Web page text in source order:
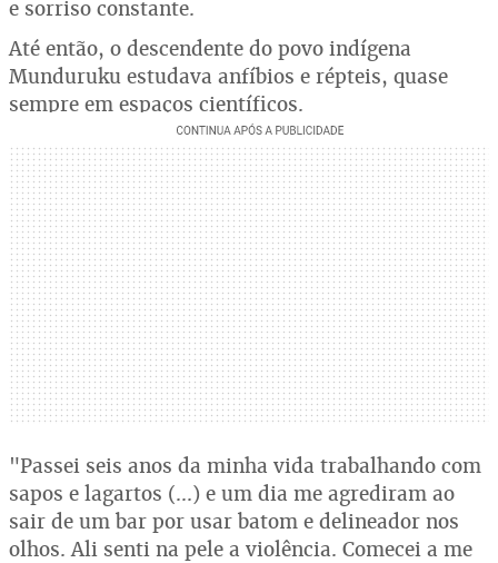
e sorriso constante.
Até então, o descendente do povo indígena
Munduruku estudava anfíbios e répteis, quase
sempre em espaços científicos.
"Passei seis anos da minha vida trabalhando com
sapos e lagartos (...) e um dia me agrediram ao
sair de um bar por usar batom e delineador nos
olhos. Ali senti na pele a violência. Comecei a me